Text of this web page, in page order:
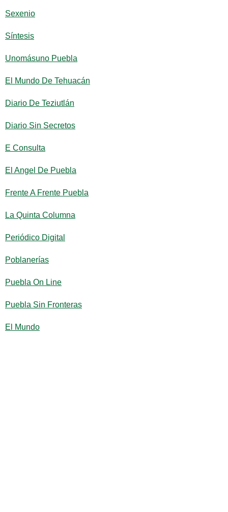
Sexenio
Síntesis
Unomásuno Puebla
El Mundo De Tehuacán
Diario De Teziutlán
Diario Sin Secretos
E Consulta
El Angel De Puebla
Frente A Frente Puebla
La Quinta Columna
Periódico Digital
Poblanerías
Puebla On Line
Puebla Sin Fronteras
El Mundo